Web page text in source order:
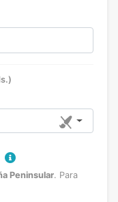
Peninsular. Para